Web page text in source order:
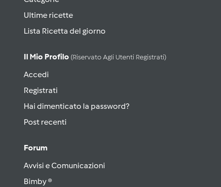
Ultime ricette
Lista Ricetta del giorno
Il Mio Profilo (riservato Agli Utenti Registrati)
Accedi
Registrati
Hai dimenticato la password?
Post recenti
Forum
Avvisi e Comunicazioni
Bimby ®